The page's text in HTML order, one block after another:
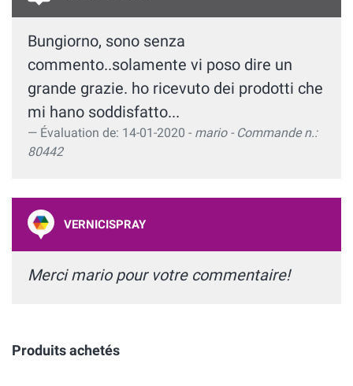
Bungiorno, sono senza
commento..solamente vi poso dire un
grande grazie. ho ricevuto dei prodotti che
mi hano soddisfatto...
Évaluation de: 14-01-2020 - mario - Commande n.:
80442
VERNICISPRAY
Merci mario pour votre commentaire!
Produits achetés